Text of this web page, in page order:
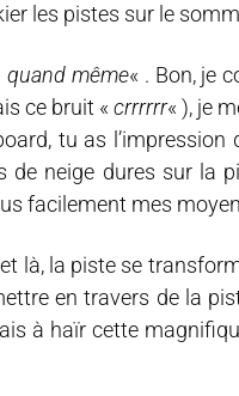
les pistes sur le
quand même« . Bon, je
ce bruit « crrrrrr« ), je
tu as
de neige dures sur la
facilement mes
là, la piste se
en travers de la
à haïr cette